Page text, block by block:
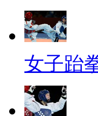
女子跆